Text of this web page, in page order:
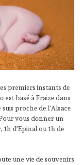
premiers instants de
basé à Fraize dans
suis proche de l'Alsace
vous donner un
1h d'Epinal ou 1h de
une vie de souvenirs